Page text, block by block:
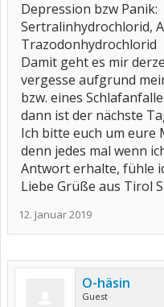
Depression bzw Panik:
Sertralinhydrochlorid,
Trazodonhydrochlorid
Damit geht es mir
vergesse aufgrund
bzw. eines
dann ist der nächste
Ich bitte euch um eure
denn jedes mal wenn
Antwort erhalte, fühle
Liebe Grüße aus Tirol
12. Januar 2019
O-häsin
Guest